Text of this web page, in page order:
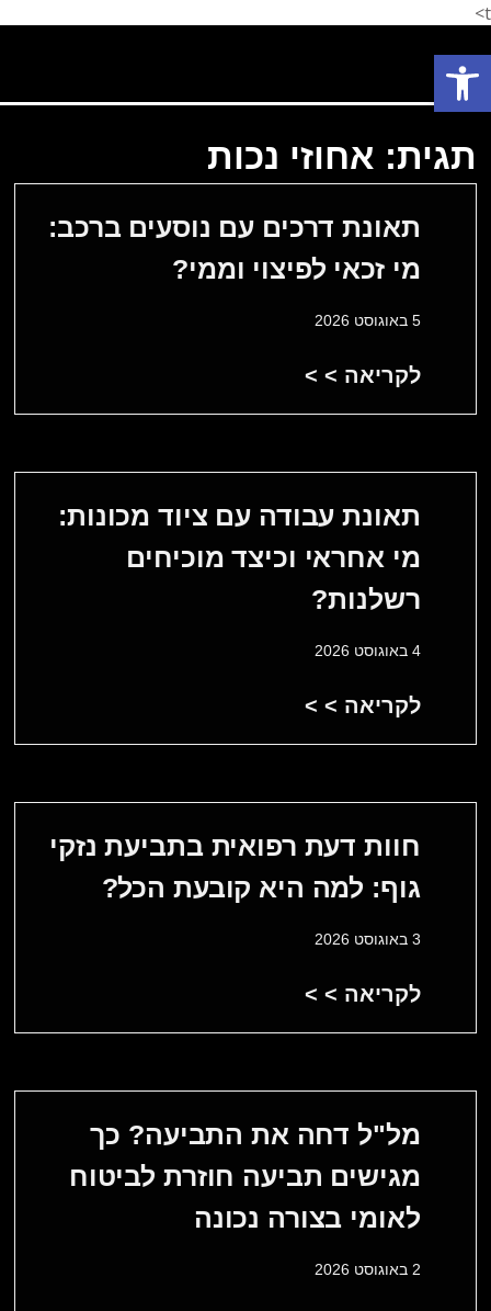
t>
תגית: אחוזי נכות
תאונת דרכים עם נוסעים ברכב:
מי זכאי לפיצוי וממי?
5 באוגוסט 2026
לקריאה > >
תאונת עבודה עם ציוד מכונות:
מי אחראי וכיצד מוכיחים
רשלנות?
4 באוגוסט 2026
לקריאה > >
חוות דעת רפואית בתביעת נזקי
גוף: למה היא קובעת הכל?
3 באוגוסט 2026
לקריאה > >
מל"ל דחה את התביעה? כך
מגישים תביעה חוזרת לביטוח
לאומי בצורה נכונה
2 באוגוסט 2026
פתח סרגל נגישות
פתח סרגל נגישות